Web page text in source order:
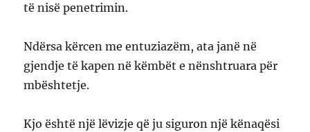
të nisë penetrimin.
Ndërsa kërcen me entuziazëm, ata janë në
gjendje të kapen në këmbët e nënshtruara për
mbështetje.
Kjo është një lëvizje që ju siguron një kënaqësi